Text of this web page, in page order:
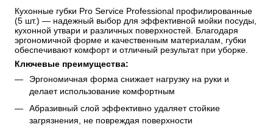
Кухонные губки Pro Service Professional профилированные
(5 шт.) — надежный выбор для эффективной мойки посуды,
кухонной утвари и различных поверхностей. Благодаря
эргономичной форме и качественным материалам, губки
обеспечивают комфорт и отличный результат при уборке.
Ключевые преимущества:
Эргономичная форма снижает нагрузку на руки и
делает использование комфортным
Абразивный слой эффективно удаляет стойкие
загрязнения, не повреждая поверхности